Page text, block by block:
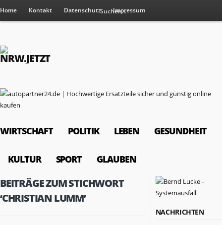
Home Kontakt Datenschutz Impressum
WIRTSCHAFT POLITIK LEBEN GESUNDHEIT
KULTUR SPORT GLAUBEN
BEITRÄGE ZUM STICHWORT
‘CHRISTIAN LUMM’
NACHRICHTEN